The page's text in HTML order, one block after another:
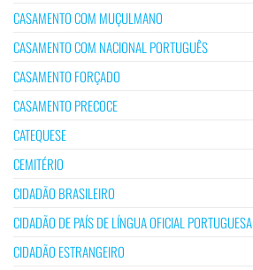
CASAMENTO COM MUÇULMANO
CASAMENTO COM NACIONAL PORTUGUÊS
CASAMENTO FORÇADO
CASAMENTO PRECOCE
CATEQUESE
CEMITÉRIO
CIDADÃO BRASILEIRO
CIDADÃO DE PAÍS DE LÍNGUA OFICIAL PORTUGUESA
CIDADÃO ESTRANGEIRO